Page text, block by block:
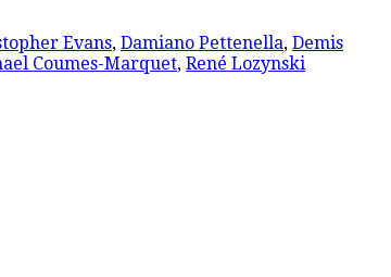
Evans, Damiano Pettenella, Demis
Coumes-Marquet, René Lozynski